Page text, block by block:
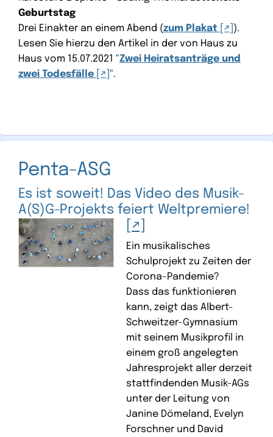
Geburtstag
Drei Einakter an einem Abend (zum Plakat
).
Lesen Sie hierzu den Artikel in der von Haus zu
Haus vom 15.07.2021 "Zwei Heiratsanträge und
zwei Todesfälle
".
Penta-ASG
Es ist soweit! Das Video des Musik-
A(S)G-Projekts feiert Weltpremiere!
Ein musikalisches
Schulprojekt zu Zeiten der
Corona-Pandemie?
Dass das funktionieren
kann, zeigt das Albert-
Schweitzer-Gymnasium
mit seinem Musikprofil in
einem groß angelegten
Jahresprojekt aller derzeit
stattfindenden Musik-AGs
unter der Leitung von
Janine Dömeland, Evelyn
Forschner und David